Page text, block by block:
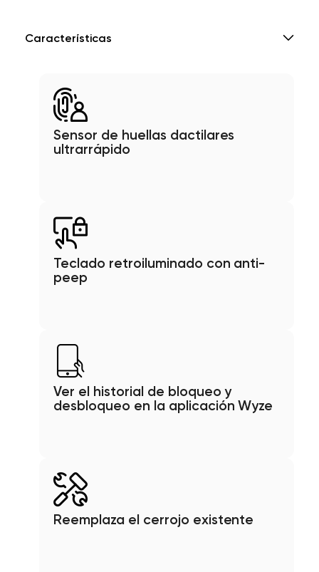
Características
Sensor de huellas dactilares
ultrarrápido
Teclado retroiluminado con anti-
peep
Ver el historial de bloqueo y
desbloqueo en la aplicación Wyze
Reemplaza el cerrojo existente